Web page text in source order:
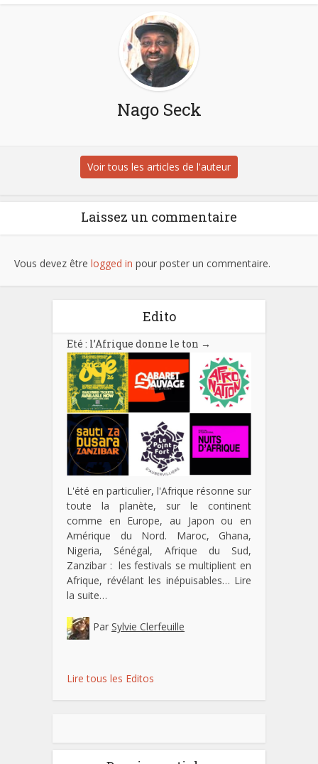
Nago Seck
Voir tous les articles de l'auteur
Laissez un commentaire
Vous devez être logged in pour poster un commentaire.
Edito
Eté : l’Afrique donne le ton →
L'été en particulier, l'Afrique résonne sur
toute la planète, sur le continent
comme en Europe, au Japon ou en
Amérique du Nord. Maroc, Ghana,
Nigeria, Sénégal, Afrique du Sud,
Zanzibar : les festivals se multiplient en
Afrique, révélant les inépuisables… Lire
la suite…
Par Sylvie Clerfeuille
Lire tous les Editos